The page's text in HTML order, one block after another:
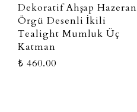
Dekoratif Ahşap Hazeran
Örgü Desenli İkili
Tealight Mumluk Üç
Katman
₺ 460.00